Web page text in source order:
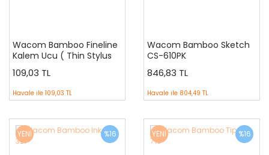
Wacom Bamboo Fineline
Kalem Ucu ( Thin Stylus
Nib )
109,03 TL
Havale ile 109,03 TL
Wacom Bamboo Sketch
CS-610PK
846,83 TL
Havale ile 804,49 TL
%16
YENİ %16
YENİ